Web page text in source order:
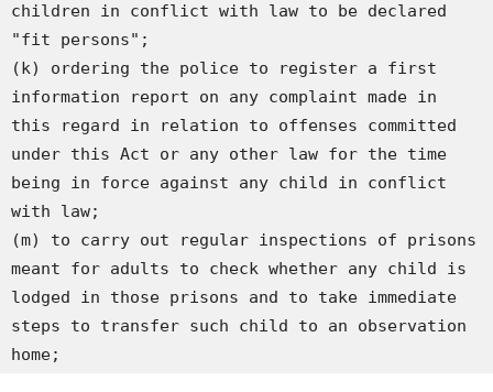
children in conflict with law to be declared
"fit persons";
(k) ordering the police to register a first
information report on any complaint made in
this regard in relation to offenses committed
under this Act or any other law for the time
being in force against any child in conflict
with law;
(m) to carry out regular inspections of prisons
meant for adults to check whether any child is
lodged in those prisons and to take immediate
steps to transfer such child to an observation
home;